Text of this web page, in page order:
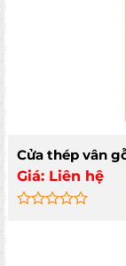
Cửa thép vân
Giá: Liên hệ